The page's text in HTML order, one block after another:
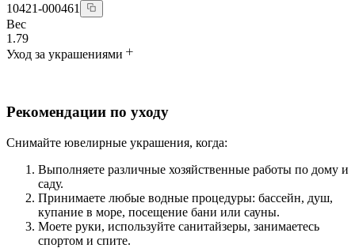
10421-000461
Вес
1.79
Уход за украшениями
Рекомендации по уходу
Снимайте ювелирные украшения, когда:
Выполняете различные хозяйственные работы по дому и
саду.
Принимаете любые водные процедуры: бассейн, душ,
купание в море, посещение бани или сауны.
Моете руки, используйте санитайзеры, занимаетесь
спортом и спите.